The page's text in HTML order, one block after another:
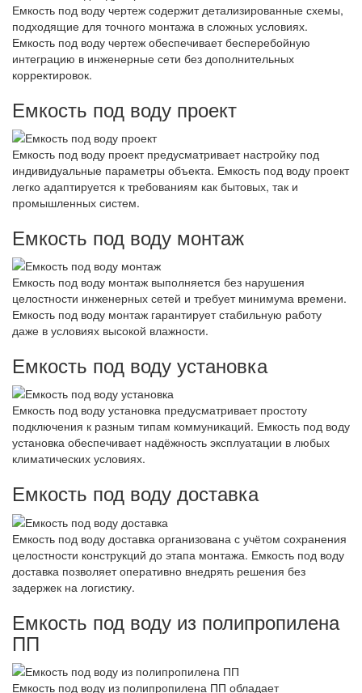
Емкость под воду чертеж содержит детализированные схемы,
подходящие для точного монтажа в сложных условиях.
Емкость под воду чертеж обеспечивает бесперебойную
интеграцию в инженерные сети без дополнительных
корректировок.
Емкость под воду проект
Емкость под воду проект предусматривает настройку под
индивидуальные параметры объекта. Емкость под воду проект
легко адаптируется к требованиям как бытовых, так и
промышленных систем.
Емкость под воду монтаж
Емкость под воду монтаж выполняется без нарушения
целостности инженерных сетей и требует минимума времени.
Емкость под воду монтаж гарантирует стабильную работу
даже в условиях высокой влажности.
Емкость под воду установка
Емкость под воду установка предусматривает простоту
подключения к разным типам коммуникаций. Емкость под воду
установка обеспечивает надёжность эксплуатации в любых
климатических условиях.
Емкость под воду доставка
Емкость под воду доставка организована с учётом сохранения
целостности конструкций до этапа монтажа. Емкость под воду
доставка позволяет оперативно внедрять решения без
задержек на логистику.
Емкость под воду из полипропилена
ПП
Емкость под воду из полипропилена ПП обладает